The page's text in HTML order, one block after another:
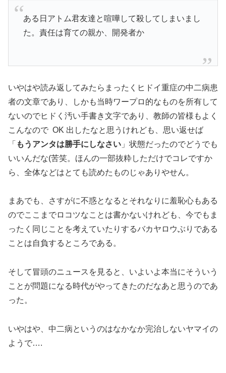
ある日アトム君友達と喧嘩して殺してしまいまし
た。責任は育ての親か、開発者か
いやはや読み返してみたらまったくヒドイ重症の中二病患
者の文章であり、しかも当時ワープロ的なものを所有して
ないのでヒドく汚い手書き文字であり、教師の皆様もよく
こんなので OK 出したなと思うけれども、思い返せば
「 もうアンタは勝手にしなさい 」状態だったのでどうでも
いいんだな(苦笑。ほんの一部抜粋しただけでコレですか
ら、全体などはとても読めたものじゃありやせん。
まあでも、さすがに不惑となるとそれなりに羞恥心もある
のでここまでロコツなことは書かないけれども、今でもま
ったく同じことを考えていたりするバカヤロウぶりである
ことは自負するところである。
そして冒頭のニュースを見ると、いよいよ本当にそういう
ことが問題になる時代がやってきたのだなあと思うのであ
った。
いやはや、中二病というのはなかなか完治しないヤマイの
ようで….